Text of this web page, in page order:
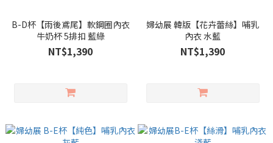
B-D杯【雨後鳶尾】軟鋼圈內衣
牛奶杯 5排扣 藍綠
NT$1,390
婦幼展 韓版【花卉蕾絲】哺乳
內衣 水藍
NT$1,390